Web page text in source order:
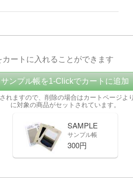
ートに入れることができます
サンプル帳を1-Clickでカートに追加
れますので、削除の場合はカートページよ
に対象の商品がセットされています。
SAMPLE
サンプル帳
300円